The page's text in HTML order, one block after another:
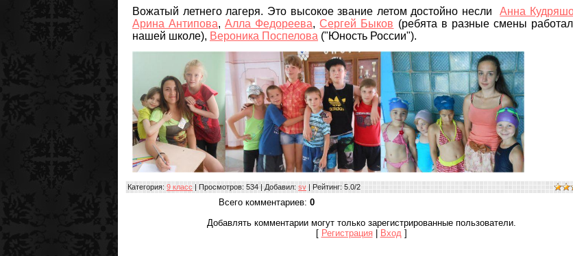
Вожатый летнего лагеря. Это высокое звание летом достойно неслиАнна
Арина Антипова,Алла Федореева,Сергей Быков (ребята в разные смены
нашей школе), Вероника Поспелова ("Юность России").
Категория: 9 класс | Просмотров: 534 | Добавил: sv | Рейтинг: 5.0/2
Всего комментариев: 0
Добавлять комментарии могут только зарегистрированные пользователи.
[ Регистрация Вход ]